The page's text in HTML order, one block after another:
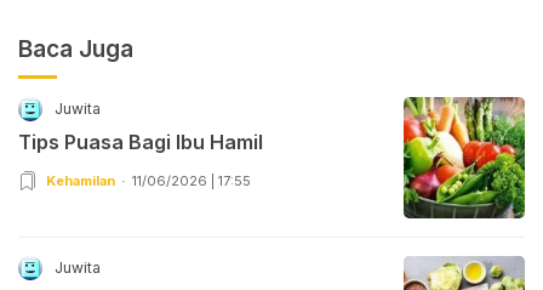
Baca Juga
Juwita
Tips Puasa Bagi Ibu Hamil
Kehamilan 11/06/2026 | 17:55
Juwita